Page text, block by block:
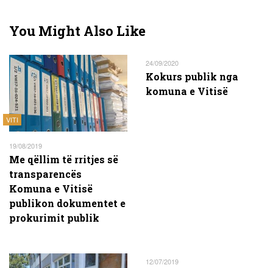
You Might Also Like
VITI
19/08/2019
Me qëllim të rritjes së
transparencës
Komuna e Vitisë
publikon dokumentet e
prokurimit publik
24/09/2020
Kokurs publik nga
komuna e Vitisë
12/07/2019